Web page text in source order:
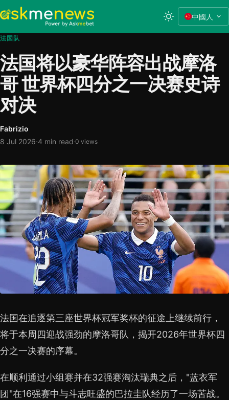
中國人
法国队
法国将以豪华阵容出战摩洛
哥 世界杯四分之一决赛史诗
对决
Fabrizio
8 Jul 2026·4 min read·0 views
法国在追逐第三座世界杯冠军奖杯的征途上继续前行，
将于本周四迎战强劲的摩洛哥队，揭开2026年世界杯四
分之一决赛的序幕。
在顺利通过小组赛并在32强赛淘汰瑞典之后，"蓝衣军
团"在16强赛中与斗志旺盛的巴拉圭队经历了一场苦战。